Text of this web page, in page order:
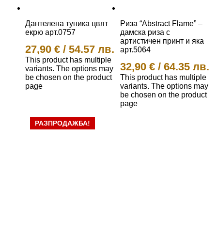
Дантелена туника цвят
екрю арт.0757
27,90 € / 54.57 лв.
This product has multiple
variants. The options may
be chosen on the product
page
Риза “Abstract Flame” –
дамска риза с
артистичен принт и яка
арт.5064
32,90 € / 64.35 лв.
This product has multiple
variants. The options may
be chosen on the product
page
РАЗПРОДАЖБА!